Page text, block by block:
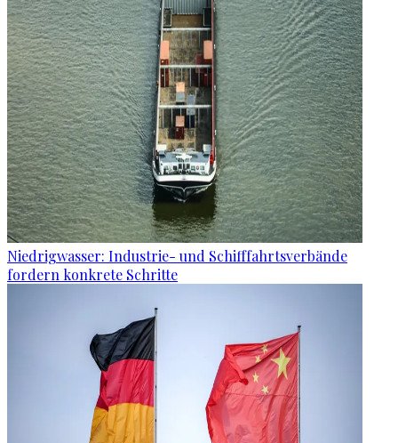
Niedrigwasser: Industrie- und Schifffahrtsverbände
fordern konkrete Schritte